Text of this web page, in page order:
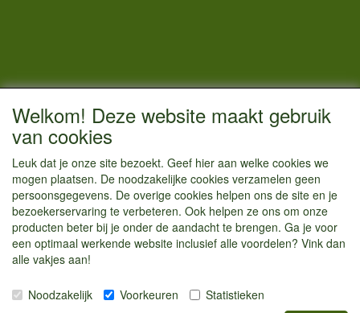
CONTACTGEGEVENS
Vestigingsadres:
Hoofdweg 36
1433 JW Kudelstaart
info@kamperenenzo.nl
Tel : 06 125 82 112
Handelend onder
KvK nummer : 70477329
Welkom! Deze website maakt gebruik
van cookies
Leuk dat je onze site bezoekt. Geef hier aan welke cookies we
mogen plaatsen. De noodzakelijke cookies verzamelen geen
persoonsgegevens. De overige cookies helpen ons de site en je
bezoekerservaring te verbeteren. Ook helpen ze ons om onze
producten beter bij je onder de aandacht te brengen. Ga je voor
een optimaal werkende website inclusief alle voordelen? Vink dan
alle vakjes aan!
Noodzakelijk Voorkeuren
Statistieken